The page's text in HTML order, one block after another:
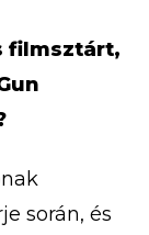
filmsztárt,
során, és